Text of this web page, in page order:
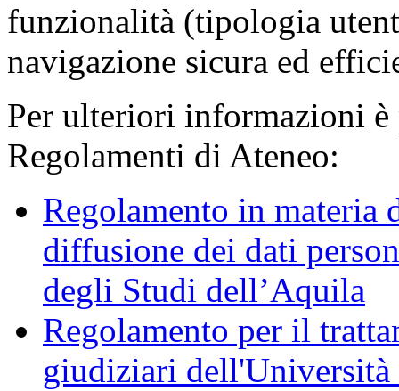
funzionalità (tipologia
navigazione sicura ed
Per ulteriori informazioni è
Regolamenti di Ateneo:
Regolamento in materia
diffusione dei dati
degli Studi dell’Aquila
Regolamento per il
giudiziari